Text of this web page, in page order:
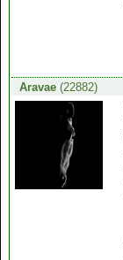
Aravae(22882)